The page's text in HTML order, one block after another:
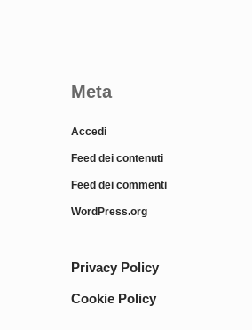
Meta
Accedi
Feed dei contenuti
Feed dei commenti
WordPress.org
Privacy Policy
Cookie Policy